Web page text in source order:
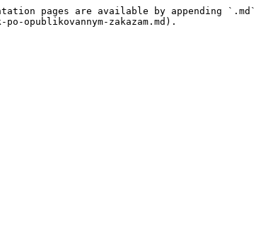
pages are available by appending `.md`
zakazam.md).